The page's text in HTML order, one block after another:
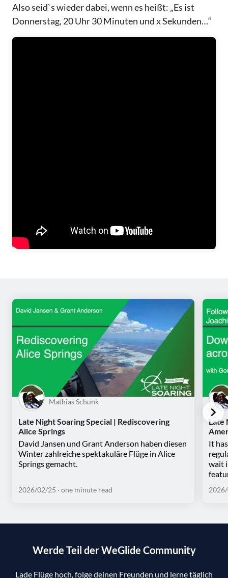
Also seid`s wieder dabei, wenn es heißt: „Es ist
Donnerstag, 20 Uhr 30 Minuten und x Sekunden…“
Mathias Schunk
Late Night Soaring Special | Rediscovering
Alice Springs
David Jansen und Grant Anderson haben diesen
Winter zahlreiche spektakuläre Flüge in Alice
Springs gemacht.
2026/02/25 · one minute read
Late
It
wait
Werde Teil der WeGlide Community
Lade Flüge hoch, folge deinen Freunden und lerne täglich